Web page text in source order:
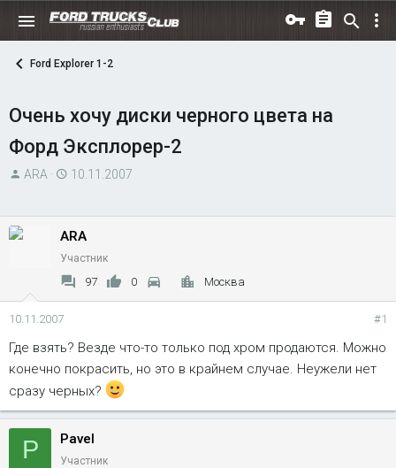
Ford Explorer 1-2
Очень хочу диски черного цвета на
Форд Эксплорер-2
А
ARA
Д
а
ч
а
10.11.2007
ARA
Участник
97 0 Москва
10.11.2007 #1
Где взять? Везде что-то только под хром продаются. Можно
конечно покрасить, но это в крайнем случае. Неужели нет
сразу черных?
P Pavel
Участник